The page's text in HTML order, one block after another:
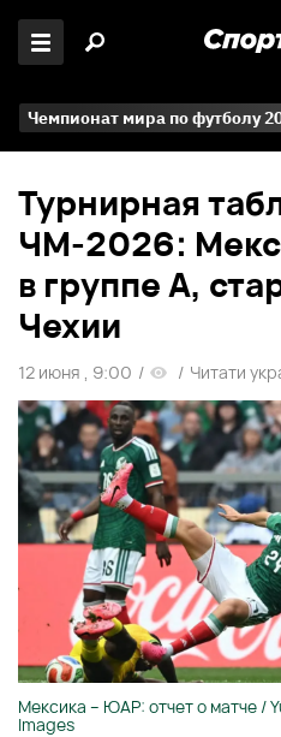
Чемпионат мира по футболу
Турнирная
ЧМ-2026:
в группе А,
Чехии
12 июня , 9:00 / / Читати
Мексика – ЮАР: отчет о матче /
Images